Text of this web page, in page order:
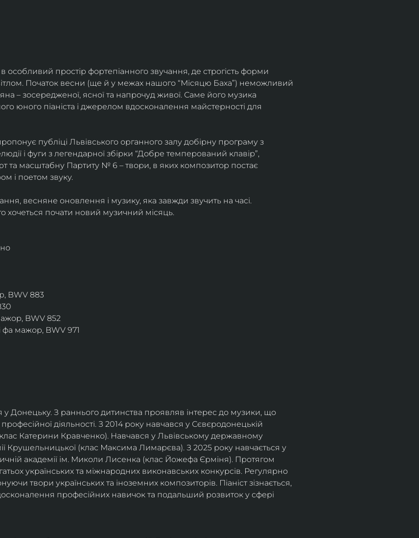
особливий простір фортепіанного звучання, де строгість форми
Початок весни (ще й у межах нашого “Місяцю Баха”) неможливий
– зосередженої, ясної та напрочуд живої. Саме його музика
юного піаніста і джерелом вдосконалення майстерності для
публіці Львівського органного залу добірну програму з
і фуги з легендарної збірки “Добре темперований клавір”,
та масштабну Партиту № 6 – твори, в яких композитор постає
і поетом звуку.
весняне оновлення і музику, яка завжди звучить на часі.
хочеться почати новий музичний місяць.
BWV 883
BWV 852
фа мажор, BWV 971
Донецьку. З раннього дитинства проявляв інтерес до музики, що
діяльності. З 2014 року навчався у Сєвєродонецькій
Катерини Кравченко). Навчався у Львівському державному
Крушельницької (клас Максима Лимарєва). З 2025 року навчається у
академії ім. Миколи Лисенка (клас Йожефа Єрміня). Протягом
українських та міжнародних виконавських конкурсів. Регулярно
твори українських та іноземних композиторів. Піаніст зізнається,
професійних навичок та подальший розвиток у сфері